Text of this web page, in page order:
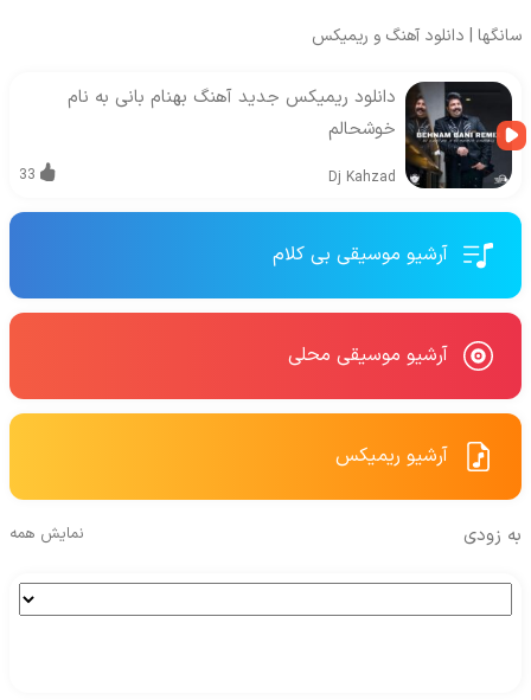
سانگها | دانلود آهنگ و ریمیکس
دانلود ریمیکس جدید آهنگ بهنام بانی به نام
خوشحالم
Dj Kahzad
33
آرشیو موسیقی بی کلام
آرشیو موسیقی محلی
آرشیو ریمیکس
به زودی نمایش همه